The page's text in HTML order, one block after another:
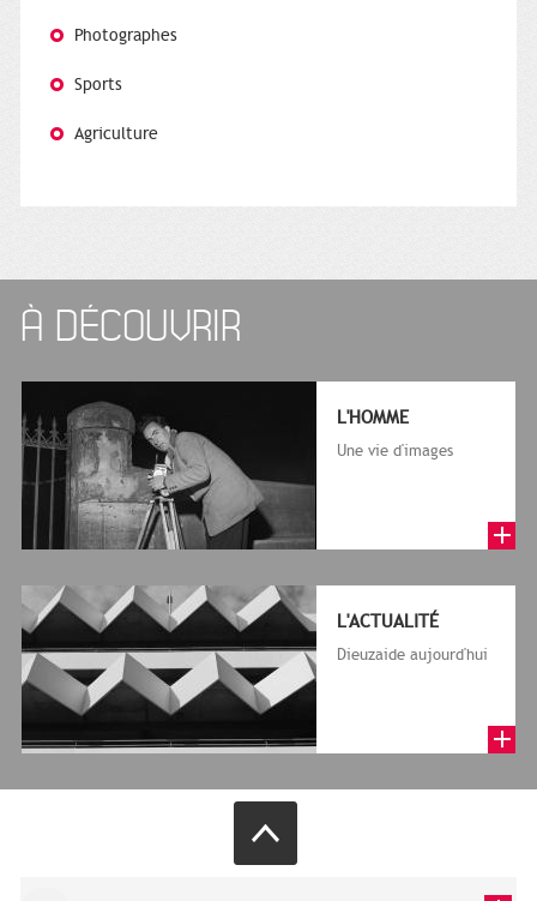
Photographes
Sports
Agriculture
À DÉCOUVRIR
L'HOMME
Une vie d'images
L'ACTUALITÉ
Dieuzaide aujourd'hui